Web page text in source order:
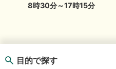
目的で探す
8時30分～17時15分